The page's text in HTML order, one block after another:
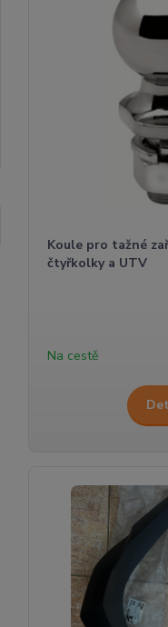
Koule pro tažné
čtyřkolky a UTV
Na cestě